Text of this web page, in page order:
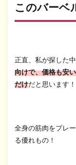
このバーベ
正直、私が探した中
向けで、価格も安
だけだと思います！
全身の筋肉をプレ
る優れもの！